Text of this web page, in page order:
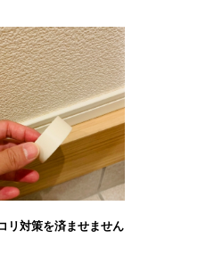
リ対策を済ませません